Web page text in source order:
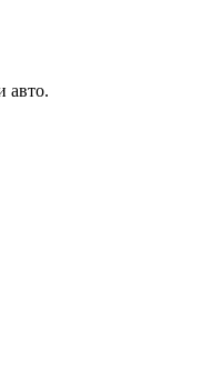
авто.